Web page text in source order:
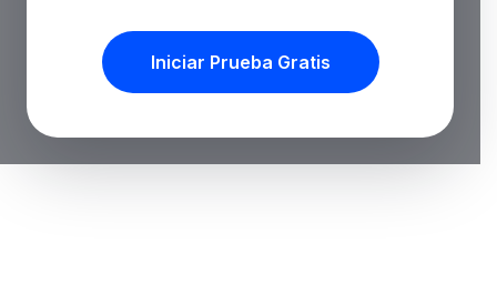
Iniciar Prueba Gratis